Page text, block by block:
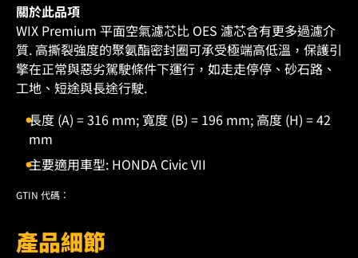
關於此品項
WIX Premium 平面空氣濾芯比 OES 濾芯含有更多過濾介
質. 高撕裂強度的聚氨酯密封圈可承受極端高低溫，保護引
擎在正常與惡劣駕駛條件下運行，如走走停停、砂石路、
工地、短途與長途行駛.
長度 (A) = 316 mm; 寬度 (B) = 196 mm; 高度 (H) = 42
mm
主要適用車型: HONDA Civic VII
GTIN 代碼：
產品細節